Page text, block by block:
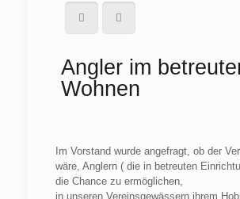
Angler im
Wohnen
Im Vorstand wurde angefragt, ob der
wäre, Anglern ( die in betreuten
die Chance zu ermöglichen,
in unseren Vereinsgewässern ihrem